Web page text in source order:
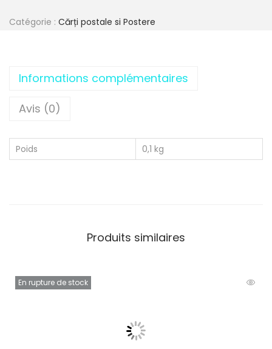
Catégorie : Cărți postale si Postere
Informations complémentaires
Avis (0)
Poids 0,1 kg
Produits similaires
En rupture de stock